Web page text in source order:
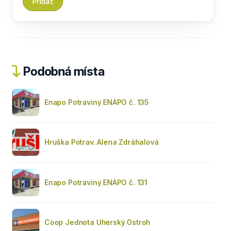
Podobná místa
Enapo Potraviny ENAPO č. 135
Hruška Potrav. Alena Zdráhalová
Enapo Potraviny ENAPO č. 131
Coop Jednota Uherský Ostroh